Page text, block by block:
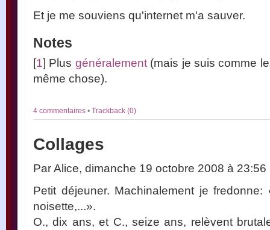
Et je me souviens qu'internet m'a sauver.
Notes
[1] Plus généralement(mais je suis comme
même chose).
4 commentaires • Trackback (0)
Collages
Par Alice, dimanche 19 octobre 2008 à 23:56
Petit déjeuner. Machinalement je
noisette,...».
O., dix ans, et C., seize ans, relèvent